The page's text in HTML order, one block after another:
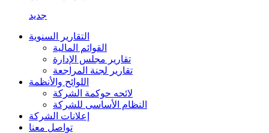
جديد
التقارير السنوية
القوائم المالية
تقارير مجلس الإدارة
تقارير لجنة المراجعة
اللوائح والأنظمة
لائحه حوكمة الشركة
النظام الأساسى للشركة
إعلانات الشركة
تواصل معنا